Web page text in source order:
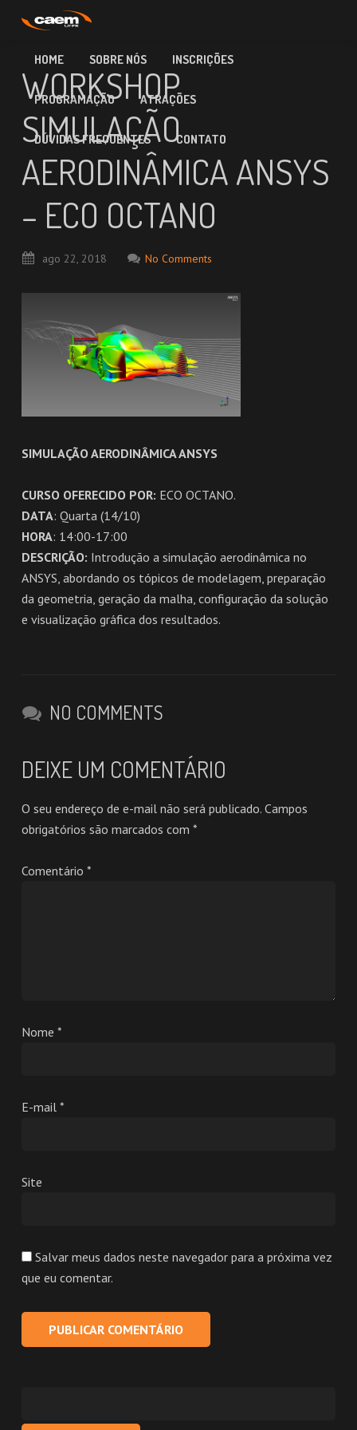
HOME SOBRE NÓS INSCRIÇÕES
PROGRAMAÇÃO ATRAÇÕES
DÚVIDAS FREQUENTES CONTATO
WORKSHOP
SIMULAÇÃO
AERODINÂMICA ANSYS
– ECO OCTANO
ago 22, 2018 No Comments
SIMULAÇÃO AERODINÂMICA ANSYS
CURSO OFERECIDO POR: ECO OCTANO.
DATA: Quarta (14/10)
HORA: 14:00-17:00
DESCRIÇÃO: Introdução a simulação aerodinâmica no
ANSYS, abordando os tópicos de modelagem, preparação
da geometria, geração da malha, configuração da solução
e visualização gráfica dos resultados.
NO COMMENTS
DEIXE UM COMENTÁRIO
O seu endereço de e-mail não será publicado. Campos
obrigatórios são marcados com *
Comentário *
Nome *
E-mail *
Site
Salvar meus dados neste navegador para a próxima vez
que eu comentar.